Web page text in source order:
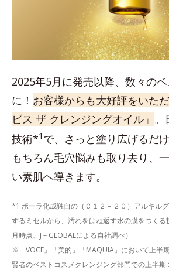
2025年5月に発売以降、数々の
に！ お客様からも大好評をいた
ビス ザ クレンジングオイル」 。
技術*1 で、さっと塗り広げるだ
もちろん毛穴悩みも取り去り、
い素肌へ導きます。
*1 ポーラ化成独自の（Ｃ１２－２０）アルキル
するミセルから、汚れをはね返す水の膜をつく
月時点、J－GLOBALによる自社調べ）
※「VOCE」「美的」「MAQUIA」において上半
賢者のベストコスメクレンジング部門での上半